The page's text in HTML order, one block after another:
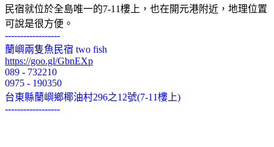
民宿就位於全島唯一的7-11樓上，也在開元港附近，地理位置
可說是很方便。
------------------
蘭嶼兩隻魚民宿 two fish
https://goo.gl/GbnEXp
089 - 732210
0975 - 190350
台東縣蘭嶼鄉椰油村296之12號(7-11樓上)
------------------